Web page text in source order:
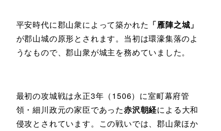
平安時代に郡山衆によって築かれた 「雁陣之城」
が郡山城の原形とされます。当初は環濠集落のよ
うなもので、郡山衆が城主を務めていました。
最初の攻城戦は永正3年（1506）に室町幕府管
領・細川政元の家臣であった赤沢朝経による大和
侵攻とされています。この戦いでは、郡山衆ほか